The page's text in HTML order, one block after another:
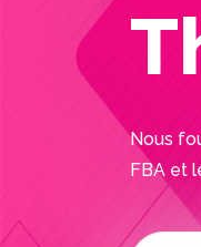
Nous
FBA et